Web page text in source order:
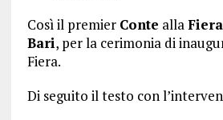
Così il premier Conte alla
Bari, per la cerimonia di
Fiera.
Di seguito il testo con